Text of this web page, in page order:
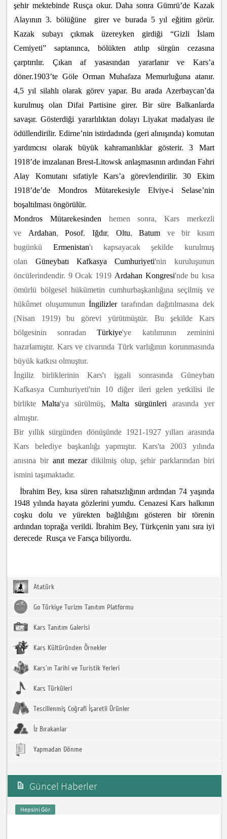
şehir mektebinde Rusça okur. Daha sonra Gümrü’de Kazak
Alayının 3. bölüğüne girer ve burada 5 yıl eğitim görür.
Kazak subayı çıkmak üzereyken girdiği “Gizli İslam
Cemiyeti” saptanınca, bölükten atılıp sürgün cezasına
çarptırılır. Çıkan af yasasından yararlanır ve Kars’a
döner.1903’te Göle Orman Muhafaza Memurluğuna atanır.
4,5 yıl silahlı olarak görev yapar. Bu arada Azerbaycan’da
kurulmuş olan Difai Partisine girer. Bir süre Balkanlarda
savaşır. Gösterdiği yararlılıktan dolayı Liyakat madalyası ile
ödüllendirilir. Edirne’nin istirdadında (geri alınışında) komutan
yardımcısı olarak büyük kahramanlıklar gösterir. 3 Mart
1918’de imzalanan Brest-Litowsk anlaşmasının ardından Fahri
Alay Komutanı sıfatiyle Kars’a görevlendirilir. 30 Ekim
1918’de’de Mondros Mütarekesiyle Elviye-i Selase’nin
boşaltılması öngörülür.
Mondros Mütarekesinden hemen sonra, Kars merkezli
ve Ardahan,Posof, Iğdır, Oltu,Batum ve bir kısım
bugünkü Ermenistan'ı kapsayacak şekilde kurulmuş
olan Güneybatı Kafkasya Cumhuriyeti'nin kuruluşunun
öncülerindendir. 9 Ocak 1919 Ardahan Kongresi'nde bu kısa
ömürlü bölgesel hükümetin cumhurbaşkanlığına seçilmiş ve
hükûmet oluşumununİngilizlertarafından dağıtılmasına dek
(Nisan 1919) bu görevi yürütmüştür. Bu şekilde Kars
bölgesinin sonradanTürkiye'ye katılımının zeminini
hazırlamıştır. Kars ve civarında Türk varlığının korunmasında
büyük katkısı olmuştur.
İngiliz birliklerinin Kars'ı işgali sonrasında Güneybatı
Kafkasya Cumhuriyeti'nin 10 diğer ileri gelen yetkilisi ile
birlikteMalta'ya sürülmüş, Malta sürgünleri arasında yer
almıştır.
Bir yıllık sürgünden dönüşünde 1921-1927 yılları arasında
Kars belediye başkanlığı yapmıştır. Kars'ta 2003 yılında
anısına bir anıt mezardikilmiş olup, şehir parklarından biri
ismini taşımaktadır.
İbrahim Bey, kısa süren rahatsızlığının ardından 74 yaşında
1948 yılında hayata gözlerini yumdu. Cenazesi Kars halkının
coşku dolu ve yürekten bağlılığını gösteren bir törenin
ardından toprağa verildi. İbrahim Bey, Türkçenin yanı sıra iyi
derecede Rusça ve Farsça biliyordu.
Atatürk
Go Türkiye Turizm Tanıtım Platformu
Kars Tanıtım Galerisi
Kars Kültüründen Örnekler
Kars'ın Tarihi ve Turistik Yerleri
Kars Türküleri
Tescillenmiş Coğrafi İşaretli Ürünler
İz Bırakanlar
Yapmadan Dönme
Güncel Haberler
Hepsini Gör